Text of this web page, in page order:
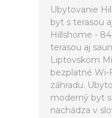
Ubytovanie
byt s terasou
Hillshome -
terasou aj
Liptovskom
bezplatné Wi-
záhradu.
moderný byt
nachádza v